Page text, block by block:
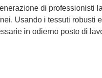
di professionisti
Usando i tessuti robusti
in odierno posto di